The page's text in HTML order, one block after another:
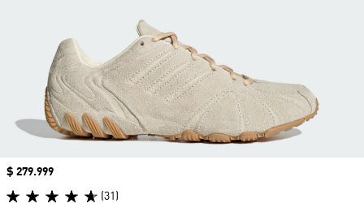
Precio
$ 279.999
(31)